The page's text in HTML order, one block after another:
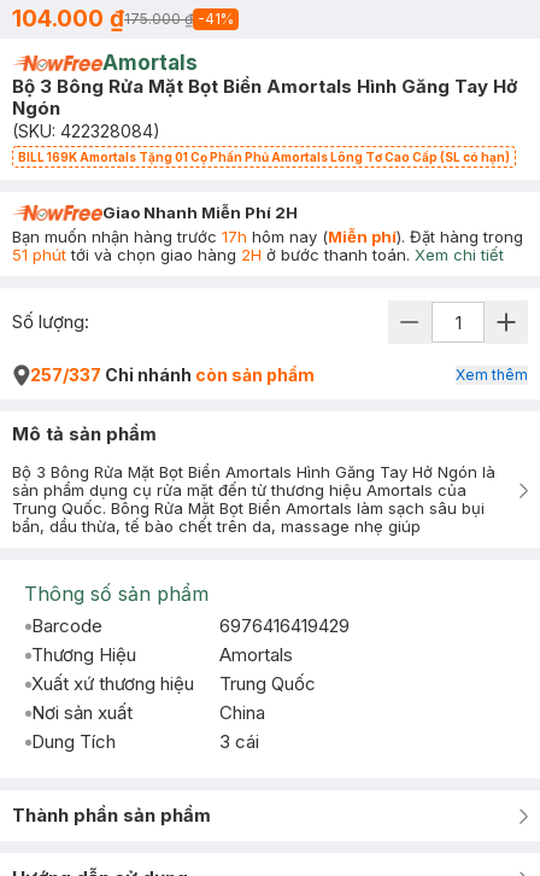
104.000 ₫175.000 ₫ -41%
Amortals
Bộ 3 Bông Rửa Mặt Bọt Biển Amortals Hình Găng Tay Hở
Ngón
(SKU: 422328084)
BILL 169K Amortals Tặng 01 Cọ Phấn Phủ Amortals Lông Tơ Cao Cấp (SL có hạn)
Giao Nhanh Miễn Phí 2H
Bạn muốn nhận hàng trước 17h hôm nay (Miễn phí). Đặt hàng trong
51 phúttới và chọn giao hàng 2H ở bước thanh toán. Xem chi tiết
Số lượng:
257/337 Chi nhánh còn sản phẩm Xem thêm
Mô tả sản phẩm
Bộ 3 Bông Rửa Mặt Bọt Biển Amortals Hình Găng Tay Hở Ngón là
sản phẩm dụng cụ rửa mặt đến từ thương hiệu Amortals của
Trung Quốc. Bông Rửa Mặt Bọt Biển Amortals làm sạch sâu bụi
bẩn, dầu thừa, tế bào chết trên da, massage nhẹ giúp
Thông số sản phẩm
Barcode
6976416419429
Thương Hiệu
Amortals
Xuất xứ thương hiệu
Trung Quốc
Nơi sản xuất
China
Dung Tích
3 cái
Thành phần sản phẩm